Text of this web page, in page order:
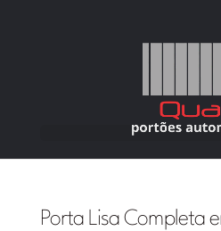
Porta Lisa Completa